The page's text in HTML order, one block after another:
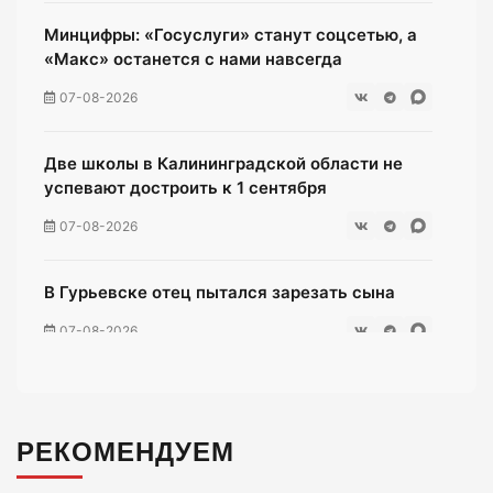
Минцифры: «Госуслуги» станут соцсетью, а
«Макс» останется с нами навсегда
07-08-2026
Две школы в Калининградской области не
успевают достроить к 1 сентября
07-08-2026
В Гурьевске отец пытался зарезать сына
07-08-2026
07-08-2026
РЕКОМЕНДУЕМ